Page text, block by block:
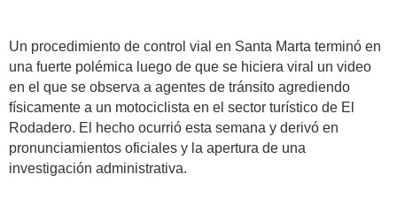
Un procedimiento de control vial en Santa Marta terminó en
una fuerte polémica luego de que se hiciera viral un video
en el que se observa a agentes de tránsito agrediendo
físicamente a un motociclista en el sector turístico de El
Rodadero. El hecho ocurrió esta semana y derivó en
pronunciamientos oficiales y la apertura de una
investigación administrativa.